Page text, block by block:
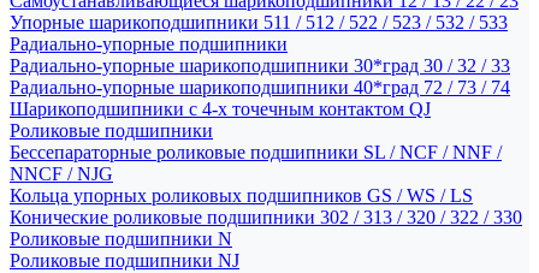
Упорные шарикоподшипники 511 / 512 / 522 / 523 / 532 / 533
Радиально-упорные подшипники
Радиально-упорные шарикоподшипники 30*град 30 / 32 / 33
Радиально-упорные шарикоподшипники 40*град 72 / 73 / 74
Шарикоподшипники с 4-х точечным контактом QJ
Роликовые подшипники
Бессепараторные роликовые подшипники SL / NCF / NNF /
NNCF / NJG
Кольца упорных роликовых подшипников GS / WS / LS
Конические роликовые подшипники 302 / 313 / 320 / 322 / 330
Роликовые подшипники N
Роликовые подшипники NJ